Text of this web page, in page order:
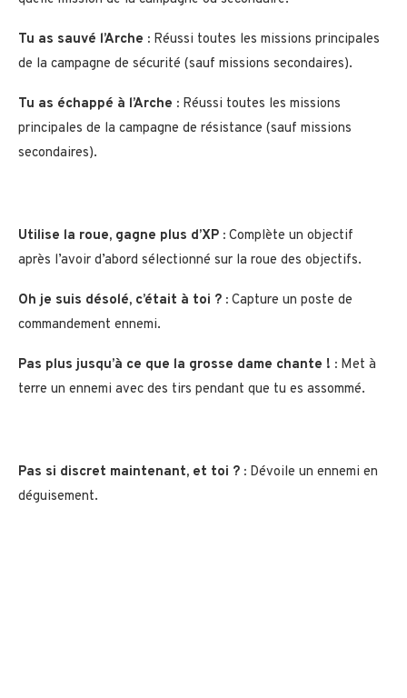
Tu as sauvé l’Arche : Réussi toutes les missions principales
de la campagne de sécurité (sauf missions secondaires).
Tu as échappé à l’Arche : Réussi toutes les missions
principales de la campagne de résistance (sauf missions
secondaires).
Utilise la roue, gagne plus d’XP : Complète un objectif
après l’avoir d’abord sélectionné sur la roue des objectifs.
Oh je suis désolé, c’était à toi ? : Capture un poste de
commandement ennemi.
Pas plus jusqu’à ce que la grosse dame chante ! : Met à
terre un ennemi avec des tirs pendant que tu es assommé.
Pas si discret maintenant, et toi ? : Dévoile un ennemi en
déguisement.